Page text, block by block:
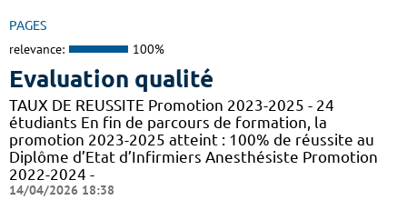
PAGES
relevance: 100%
Evaluation qualité
TAUX DE REUSSITE Promotion 2023-2025 - 24
étudiants En fin de parcours de formation, la
promotion 2023-2025 atteint : 100% de réussite au
Diplôme d’Etat d’Infirmiers Anesthésiste Promotion
2022-2024 -
14/04/2026 18:38